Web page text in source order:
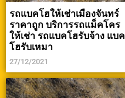
รถแบคโฮให้เช่าเมืองจันทร์
ราคาถูก บริการรถแม็คโคร
ให้เช่า รถแบคโฮรับจ้าง แบค
โฮรับเหมา
27/12/2021